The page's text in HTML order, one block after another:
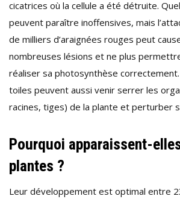
cicatrices où la cellule a été détruite.
peuvent paraître inoffensives, mais
de milliers d’araignées rouges peut
nombreuses lésions et ne plus
réaliser sa photosynthèse
toiles peuvent aussi venir serrer les
racines, tiges) de la plante et perturber
Pourquoi apparaissent-
plantes ?
Leur développement est optimal entre